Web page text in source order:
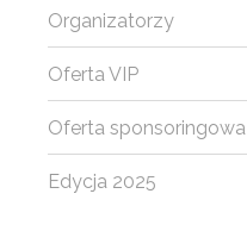
Organizatorzy
Oferta VIP
Oferta sponsoringowa
Edycja 2025